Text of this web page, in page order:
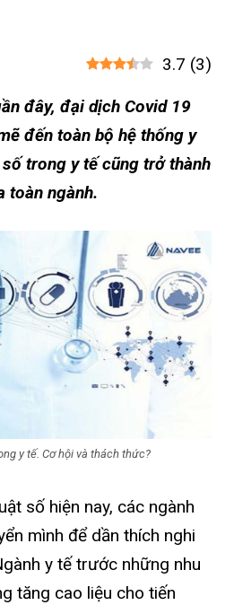
3.7 (3)
đây, đại dịch Covid 19
đến toàn bộ hệ thống y
trong y tế cũng trở thành
toàn ngành.
y tế. Cơ hội và thách thức?
số hiện nay, các ngành
mình để dần thích nghi
y tế trước những nhu
tăng cao liệu cho tiến